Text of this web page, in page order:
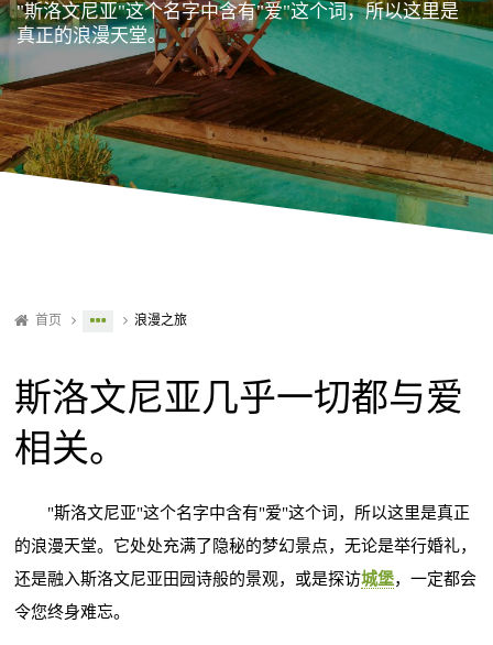
"斯洛文尼亚"这个名字中含有"爱"这个词，所以这里是
真正的浪漫天堂。
首页 浪漫之旅
斯洛文尼亚几乎一切都与爱
相关。
"斯洛文尼亚"这个名字中含有"爱"这个词，所以这里是真正
的浪漫天堂。它处处充满了隐秘的梦幻景点，无论是举行婚礼，
还是融入斯洛文尼亚田园诗般的景观，或是探访城堡，一定都会
令您终身难忘。